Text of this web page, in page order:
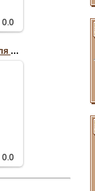
0.0
Подиум в детской для девочки
0.0